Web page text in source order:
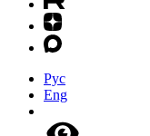
Рус
Eng